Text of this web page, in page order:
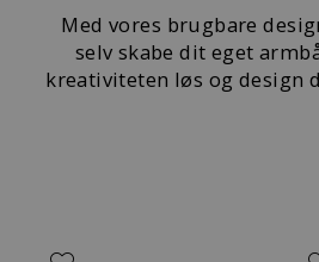
Med vores brugbare
selv skabe dit eget
kreativiteten løs og design